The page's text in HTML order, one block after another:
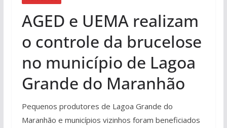
AGED e UEMA realizam
o controle da brucelose
no município de Lagoa
Grande do Maranhão
Pequenos produtores de Lagoa Grande do
Maranhão e municípios vizinhos foram beneficiados